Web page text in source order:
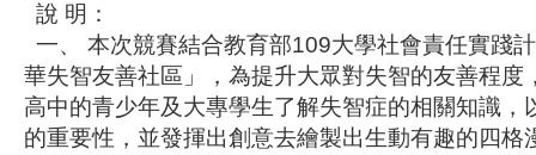
說 明：
一、 本次競賽結合教育部109大學社會責任實踐
華失智友善社區」，為提升大眾對失智的友善程度
高中的青少年及大專學生了解失智症的相關知識，
的重要性，並發揮出創意去繪製出生動有趣的四格